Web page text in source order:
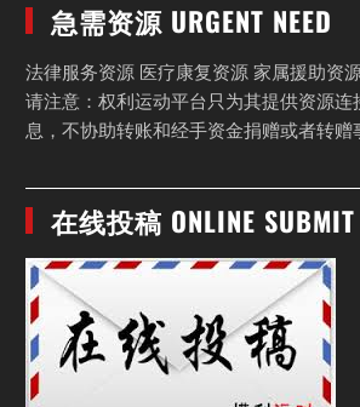
急需资源 URGENT NEED
法律服务资源 医疗康复资源 家属援助资
请注意：权利运动平台只为其提供资源连
息，不协助转账和经手资金捐赠或者转赠
在线投稿 ONLINE SUBMIT